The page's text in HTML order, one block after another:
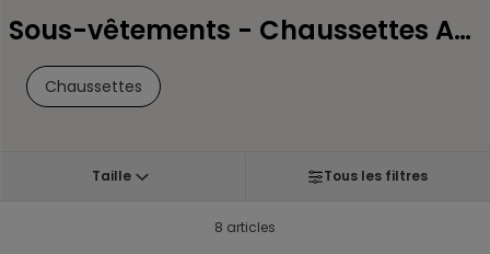
Sous-vêtements - Chaussettes Ado garçon
Chaussettes
Taille Tous les filtres
8 articles